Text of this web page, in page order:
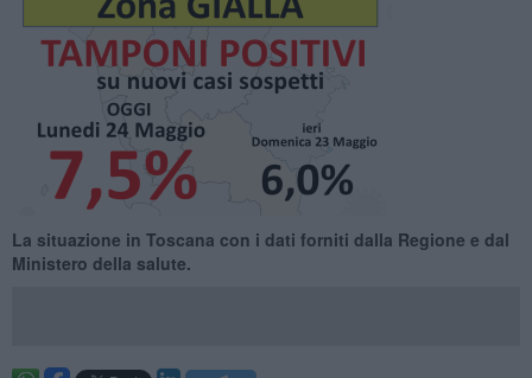
​La situazione in Toscana con i dati forniti dalla Regione e dal
Ministero della salute.